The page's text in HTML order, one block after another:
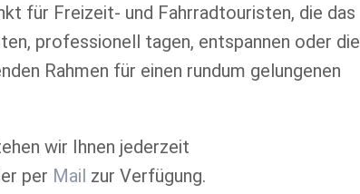
für Freizeit- und Fahrradtouristen, die das
professionell tagen, entspannen oder die
Rahmen für einen rundum gelungenen
wir Ihnen jederzeit
per Mail zur Verfügung.